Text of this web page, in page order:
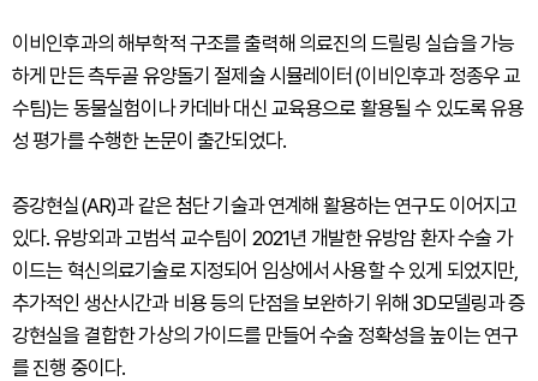
이비인후과의 해부학적 구조를 출력해 의료진의 드릴링 실습을 가능
하게 만든 측두골 유양돌기 절제술 시뮬레이터(이비인후과 정종우 교
수팀)는 동물실험이나 카데바 대신 교육용으로 활용될 수 있도록 유용
성 평가를 수행한 논문이 출간되었다.
증강현실(AR)과 같은 첨단 기술과 연계해 활용하는 연구도 이어지고
있다. 유방외과 고범석 교수팀이 2021년 개발한 유방암 환자 수술 가
이드는 혁신의료기술로 지정되어 임상에서 사용할 수 있게 되었지만,
추가적인 생산시간과 비용 등의 단점을 보완하기 위해 3D모델링과 증
강현실을 결합한 가상의 가이드를 만들어 수술 정확성을 높이는 연구
를 진행 중이다.